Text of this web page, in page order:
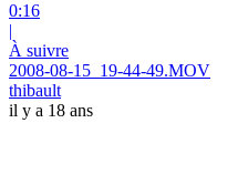
0:16
|
À suivre
2008-08-15_19-44-49.MOV
thibault
il y a 18 ans